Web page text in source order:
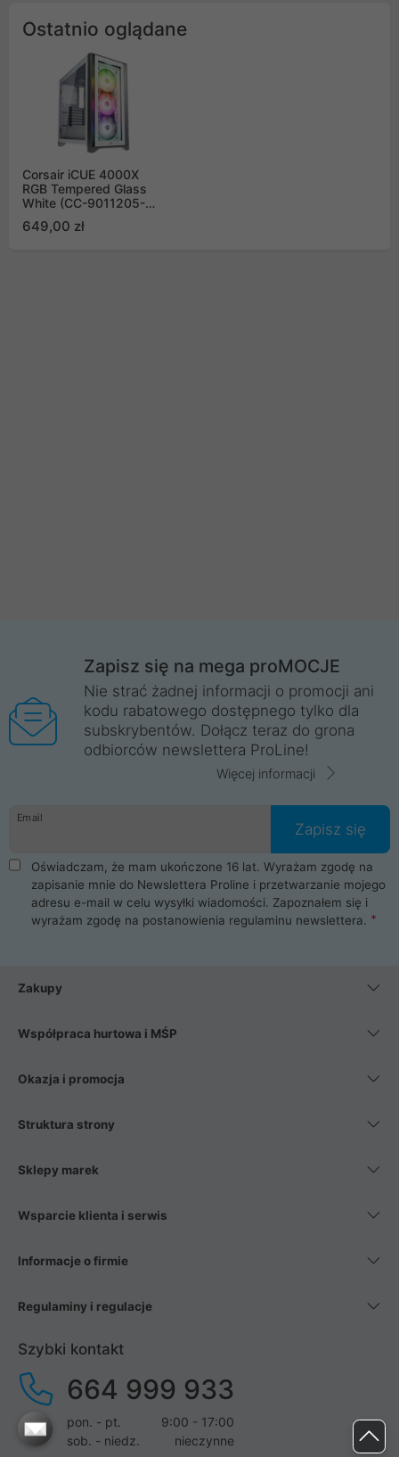
Ostatnio oglądane
Corsair iCUE 4000X
RGB Tempered Glass
White (CC-9011205-
649,00 zł
Zapisz się na mega proMOCJE
Nie strać żadnej informacji o promocji ani
kodu rabatowego dostępnego tylko dla
subskrybentów. Dołącz teraz do grona
odbiorców newslettera ProLine!
Więcej informacji
Email
Zapisz się
Oświadczam, że mam ukończone 16 lat. Wyrażam zgodę na
zapisanie mnie do Newslettera Proline i przetwarzanie mojego
adresu e-mail w celu wysyłki wiadomości. Zapoznałem się i
wyrażam zgodę na postanowienia regulaminu newslettera.
Zakupy
Współpraca hurtowa i MŚP
Okazja i promocja
Struktura strony
Sklepy marek
Wsparcie klienta i serwis
Informacje o firmie
Regulaminy i regulacje
Szybki kontakt
664 999 933
pon. - pt.
9:00 - 17:00
sob. - niedz.
nieczynne